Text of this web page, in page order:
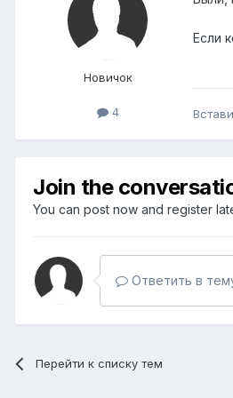
Новичок
4
Если
Join the
You can post now and register
Ответить в
Перейти к списку тем